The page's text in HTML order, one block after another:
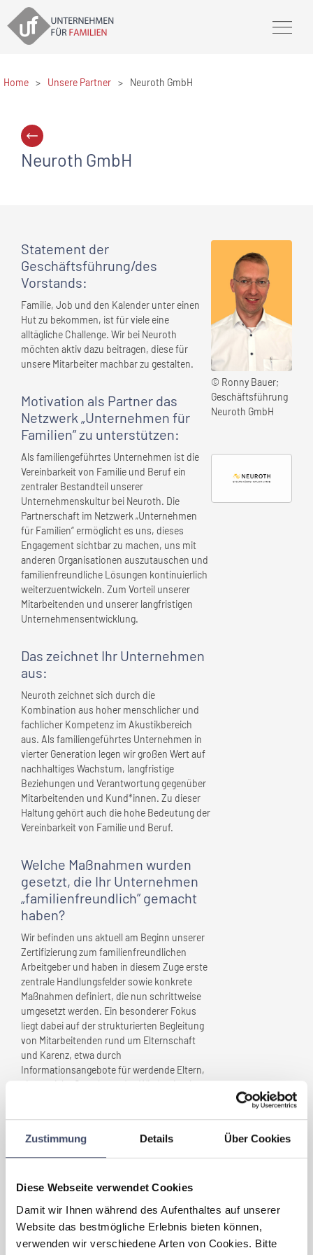
Zustimmung Details Über Cookies
Diese Webseite verwendet Cookies
Damit wir Ihnen während des Aufenthaltes auf unserer
Website das bestmögliche Erlebnis bieten können,
verwenden wir verschiedene Arten von Cookies. Bitte
Home > Unsere Partner > Neuroth GmbH
Neuroth GmbH
Statement der
Geschäftsführung/des
Vorstands:
Familie, Job und den Kalender unter einen
Hut zu bekommen, ist für viele eine
alltägliche Challenge. Wir bei Neuroth
möchten aktiv dazu beitragen, diese für
unsere Mitarbeiter machbar zu gestalten.
Motivation als Partner das
Netzwerk „Unternehmen für
Familien” zu unterstützen:
Als familiengeführtes Unternehmen ist die
Vereinbarkeit von Familie und Beruf ein
zentraler Bestandteil unserer
Unternehmenskultur bei Neuroth. Die
Partnerschaft im Netzwerk „Unternehmen
für Familien“ ermöglicht es uns, dieses
Engagement sichtbar zu machen, uns mit
anderen Organisationen auszutauschen und
familienfreundliche Lösungen kontinuierlich
weiterzuentwickeln. Zum Vorteil unserer
Mitarbeitenden und unserer langfristigen
Unternehmensentwicklung.
Das zeichnet Ihr Unternehmen
aus:
Neuroth zeichnet sich durch die
Kombination aus hoher menschlicher und
fachlicher Kompetenz im Akustikbereich
aus. Als familiengeführtes Unternehmen in
vierter Generation legen wir großen Wert auf
nachhaltiges Wachstum, langfristige
Beziehungen und Verantwortung gegenüber
Mitarbeitenden und Kund*innen. Zu dieser
Haltung gehört auch die hohe Bedeutung der
Vereinbarkeit von Familie und Beruf.
Welche Maßnahmen wurden
gesetzt, die Ihr Unternehmen
„familienfreundlich” gemacht
haben?
Wir befinden uns aktuell am Beginn unserer
Zertifizierung zum familienfreundlichen
Arbeitgeber und haben in diesem Zuge erste
zentrale Handlungsfelder sowie konkrete
Maßnahmen definiert, die nun schrittweise
umgesetzt werden. Ein besonderer Fokus
liegt dabei auf der strukturierten Begleitung
von Mitarbeitenden rund um Elternschaft
und Karenz, etwa durch
Informationsangebote für werdende Eltern,
eine gezielte Gestaltung des Wiedereinstiegs
Pensionierung nicht außer Acht lassen.
Parallel dazu arbeiten wir daran, das Thema
Führungskultur und Kommunikation zu
Commitments, die Integration in
Führungskräfte-Programme sowie durch
gezielte Informations- und
© Ronny Bauer;
Geschäftsführung
Neuroth GmbH